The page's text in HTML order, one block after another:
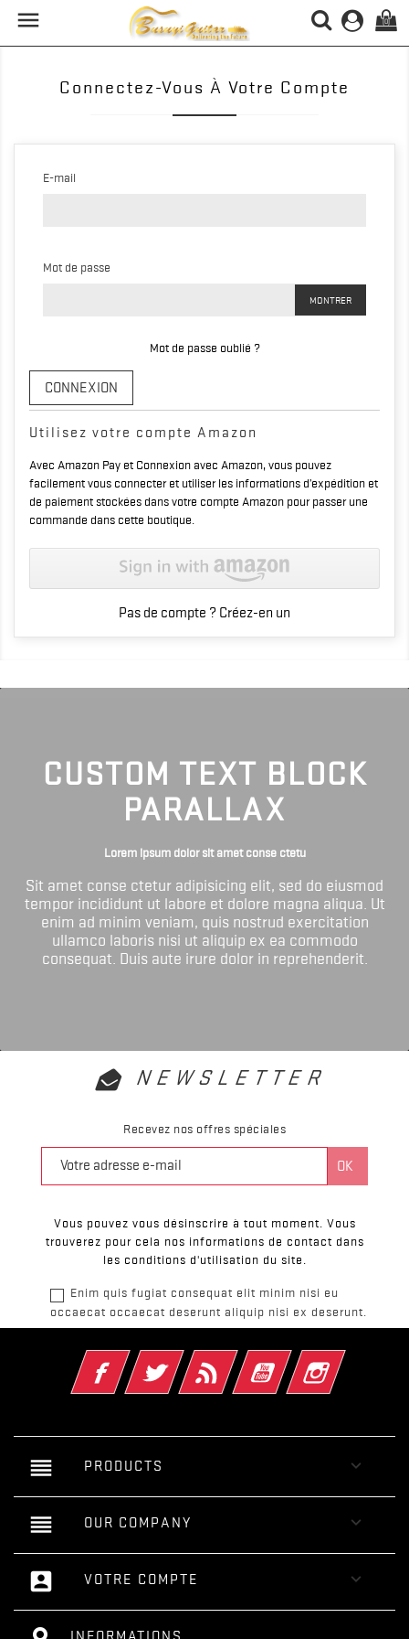
 (0)
Connectez-Vous À Votre Compte
E-mail
Mot de passe
MONTRER
Mot de passe oublié ?
CONNEXION
Utilisez votre compte Amazon
Avec Amazon Pay et Connexion avec Amazon, vous pouvez
facilement vous connecter et utiliser les informations d’expédition et
de paiement stockées dans votre compte Amazon pour passer une
commande dans cette boutique.
Pas de compte ? Créez-en un
CUSTOM TEXT BLOCK
PARALLAX
Lorem ipsum dolor sit amet conse ctetu
Sit amet conse ctetur adipisicing elit, sed do eiusmod
tempor incididunt ut labore et dolore magna aliqua. Ut
enim ad minim veniam, quis nostrud exercitation
ullamco laboris nisi ut aliquip ex ea commodo
consequat. Duis aute irure dolor in reprehenderit.
NEWSLETTER
Recevez nos offres spéciales
Vous pouvez vous désinscrire à tout moment. Vous
trouverez pour cela nos informations de contact dans
les conditions d'utilisation du site.
Enim quis fugiat consequat elit minim nisi eu
occaecat occaecat deserunt aliquip nisi ex deserunt.
FacebookTwitter Rss YouTube Instagram
reorder PRODUCTS 
reorder OUR COMPANY 
account_box VOTRE COMPTE 